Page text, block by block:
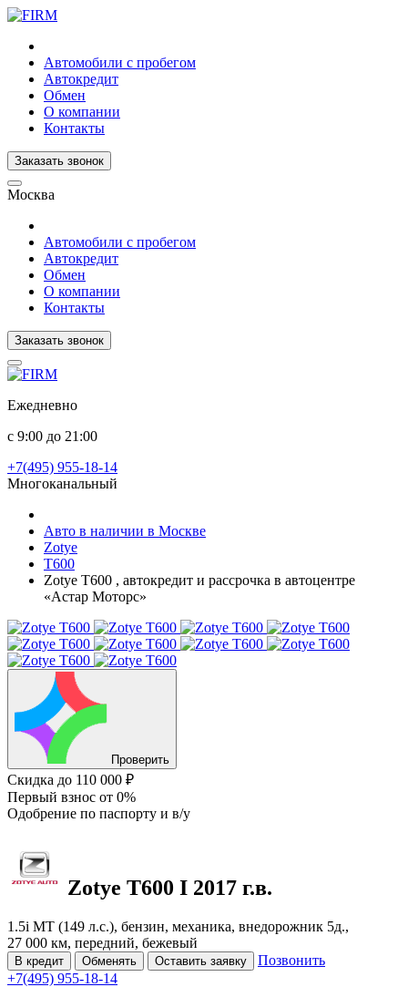
Автомобили с пробегом
Автокредит
Обмен
О компании
Контакты
Заказать звонок
Москва
Автомобили с пробегом
Автокредит
Обмен
О компании
Контакты
Заказать звонок
Ежедневно
с 9:00 до 21:00
+7(495) 955-18-14
Многоканальный
Авто в наличии в Москве
Zotye
T600
Zotye T600 , автокредит и рассрочка в автоцентре
«Астар Моторс»
Проверить
Скидка до 110 000 ₽
Первый взнос от 0%
Одобрение по паспорту и в/у
Zotye T600 I 2017 г.в.
1.5i MT (149 л.с.), бензин, механика, внедорожник 5д.,
27 000 км, передний, бежевый
В кредит Обменять Оставить заявку
Позвонить
+7(495) 955-18-14